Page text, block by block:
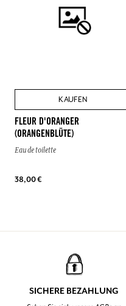
KAUFEN
FLEUR D'ORANGER
(ORANGENBLÜTE)
Eau de toilette
38,00 €
SICHERE BEZAHLUNG